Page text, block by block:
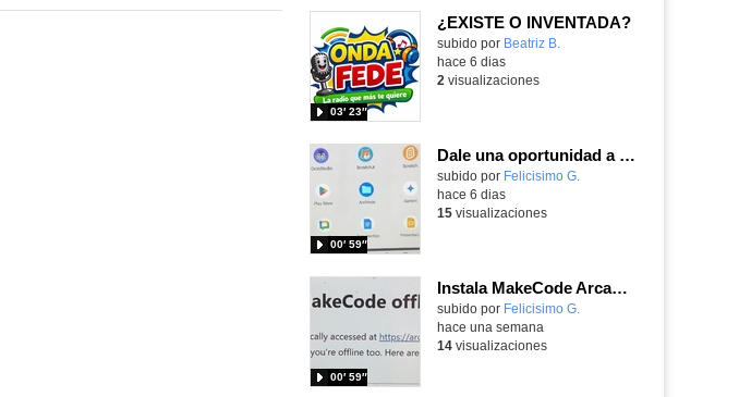
¿EXISTE O INVENTADA?
Contenido educativo.
subido por Beatriz B.
03′ 23″
hace 6 dias
2 visualizaciones
Dale una oportunidad a los Chromebooks y utiliza un proyector para realizar talleres si no tienes pantallas táctiles
Contenido educativo.
subido por Felicisimo G.
00′ 59″
hace 6 dias
15visualizaciones
Instala MakeCode Arcade para trabajar offline en tu tablet, ordenador, Chromebook
Contenido educativo.
subido por Felicisimo G.
00′ 59″
hace una semana
14visualizaciones